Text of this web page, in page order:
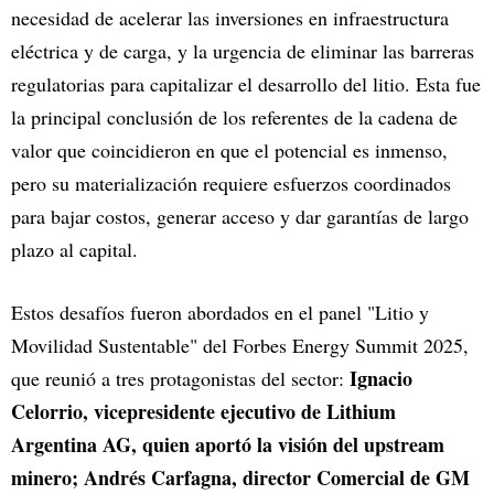
necesidad de acelerar las inversiones en infraestructura
eléctrica y de carga, y la urgencia de eliminar las barreras
regulatorias para capitalizar el desarrollo del litio. Esta fue
la principal conclusión de los referentes de la cadena de
valor que coincidieron en que el potencial es inmenso,
pero su materialización requiere esfuerzos coordinados
para bajar costos, generar acceso y dar garantías de largo
plazo al capital.
Estos desafíos fueron abordados en el panel "Litio y
Movilidad Sustentable" del Forbes Energy Summit 2025,
que reunió a tres protagonistas del sector: Ignacio
Celorrio, vicepresidente ejecutivo de Lithium
Argentina AG, quien aportó la visión del upstream
minero; Andrés Carfagna, director Comercial de GM